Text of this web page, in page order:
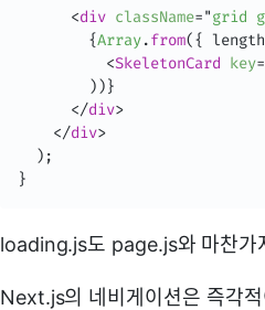
<div className="grid
{Array.from({ length
<SkeletonCard key=
) )}
</div>
</div>
) ;
}
loading.js도 page.js와 마찬가
Next.js의 네비게이션은 즉각